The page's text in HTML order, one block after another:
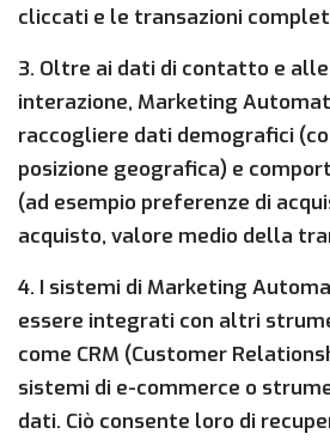
cliccati e le transazioni
3. Oltre ai dati di contatto e
interazione, Marketing
raccogliere dati demografici
posizione geografica) e
(ad esempio preferenze di
acquisto, valore medio della
4. I sistemi di Marketing
essere integrati con altri
come CRM (Customer
sistemi di e-commerce o
dati. Ciò consente loro di